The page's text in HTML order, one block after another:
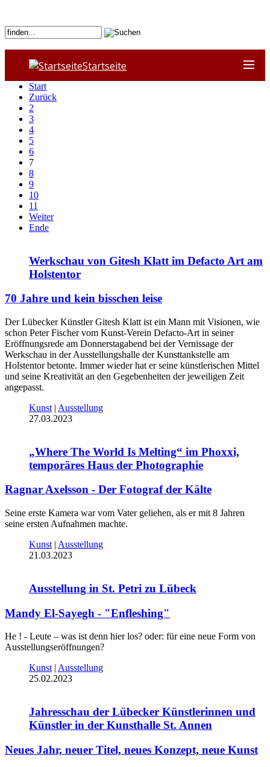
Startseite
Start
Zurück
2
3
4
5
6
7
8
9
10
11
Weiter
Ende
Werkschau von Gitesh Klatt im Defacto Art am
Holstentor
70 Jahre und kein bisschen leise
Der Lübecker Künstler Gitesh Klatt ist ein Mann mit Visionen, wie
schon Peter Fischer vom Kunst-Verein Defacto-Art in seiner
Eröffnungsrede am Donnerstagabend bei der Vernissage der
Werkschau in der Ausstellungshalle der Kunsttankstelle am
Holstentor betonte. Immer wieder hat er seine künstlerischen Mittel
und seine Kreativität an den Gegebenheiten der jeweiligen Zeit
angepasst.
Kunst | Ausstellung
27.03.2023
„Where The World Is Melting“ im Phoxxi,
temporäres Haus der Photographie
Ragnar Axelsson - Der Fotograf der Kälte
Seine erste Kamera war vom Vater geliehen, als er mit 8 Jahren
seine ersten Aufnahmen machte.
Kunst | Ausstellung
21.03.2023
Ausstellung in St. Petri zu Lübeck
Mandy El-Sayegh - "Enfleshing"
He ! - Leute – was ist denn hier los? oder: für eine neue Form von
Ausstellungseröffnungen?
Kunst | Ausstellung
25.02.2023
Jahresschau der Lübecker Künstlerinnen und
Künstler in der Kunsthalle St. Annen
Neues Jahr, neuer Titel, neues Konzept, neue Kunst